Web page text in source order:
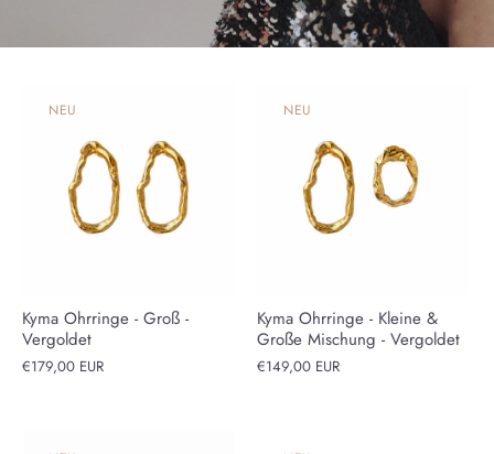
NEU
Kyma Ohrringe - Groß -
Vergoldet
€179,00 EUR
NEU
Kyma Ohrringe - Kleine &
Große Mischung - Vergoldet
€149,00 EUR